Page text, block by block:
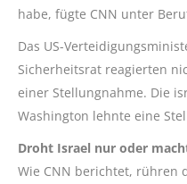
habe, fügte CNN unter
Das US-
Sicherheitsrat reagierten
einer Stellungnahme. Die
Washington lehnte eine
Droht Israel nur oder
Wie CNN berichtet, rühren